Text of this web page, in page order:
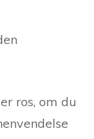
ros, om du